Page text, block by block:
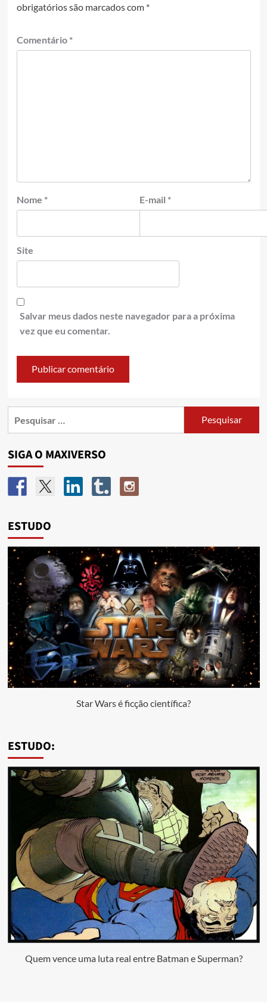
obrigatórios são marcados com *
Comentário *
Nome * E-mail *
Site
Salvar meus dados neste navegador para a próxima
vez que eu comentar.
SIGA O MAXIVERSO
ESTUDO
Star Wars é ficção científica?
ESTUDO:
Quem vence uma luta real entre Batman e Superman?